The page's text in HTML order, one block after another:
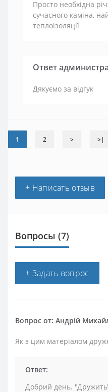
Просто необхідна
сучасного каміна,
теплоізоляції
Ответ
Дякуємо за відгук
1 2 > >|
+ Написать отзыв
Вопросы (7)
+ Задать вопрос
Вопрос от: Андрій
Як з цим матеріалом
Ответ:
Добрий день.